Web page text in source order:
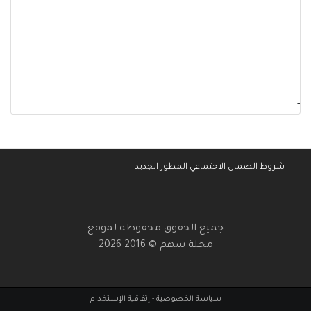
-
شروط الضمان الاجتماعي المطور الجديد
جميع الحقوق محفوظة لموقع
مجلة سهم © 2016-2026
سياسة الخصوصية - إتفاقية الإستخدام